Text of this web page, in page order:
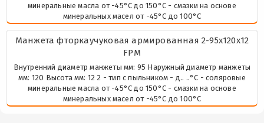
минеральные масла от -45°С до 150°С - смазки на основе
минеральных масел от -45°С до 100°С
Манжета фторкаучуковая армированная 2-95х120х12
FPM
Внутренний диаметр манжеты мм: 95 Наружный диаметр манжеты
мм: 120 Высота мм: 12 2 - тип с пыльником - д.. ..°С - соляровые
минеральные масла от -45°С до 150°С - смазки на основе
минеральных масел от -45°С до 100°С